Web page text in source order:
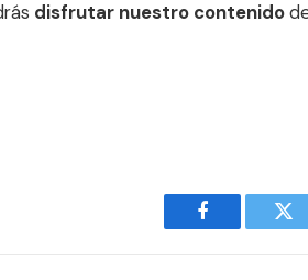
disfrutar nuestro contenido
Facebook